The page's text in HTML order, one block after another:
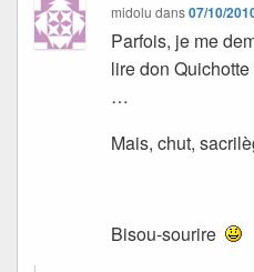
midolu dans07/10/
Parfois, je me
lire don
…
Mais, chut,
Bisou-sourire